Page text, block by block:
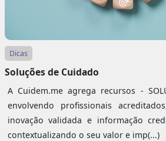
Dicas
Soluções de Cuidado
A Cuidem.me agrega recursos -
envolvendo profissionais
inovação validada e informação
contextualizando o seu valor e imp(...)